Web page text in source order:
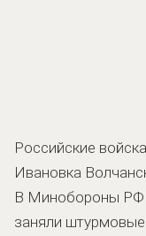
Российские
Ивановка
В Минобороны РФ
заняли